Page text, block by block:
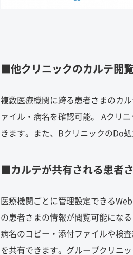
■他クリニックのカルテ閲
複数医療機関に跨る患者さまのカ
ァイル・病名を確認可能。 Aクリ
きます。また、BクリニックのDo
■カルテが共有される患者
医療機関ごとに管理設定できる
の患者さまの情報が閲覧可能にな
病名のコピー・添付ファイルや検
を共有できます。グループクリニ